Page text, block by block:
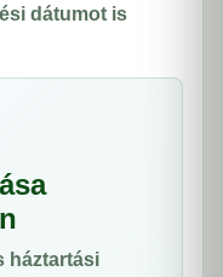
dátumot is
háztartási